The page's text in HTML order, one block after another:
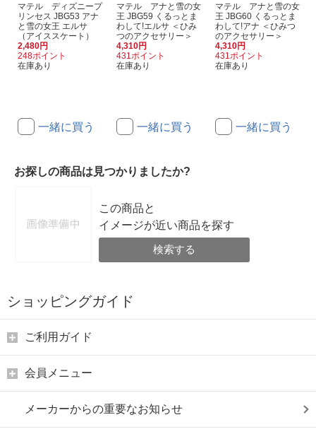
マテル ディズニープ
リンセス JBG53 アナ
と雪の女王 エルサ
（アイススケート）
2,480円
248ポイント
在庫あり
一緒に買う
マテル アナと雪の女
王 JBG59 くるっとま
わして!エルサ ＜ひみ
つのアクセサリー＞
4,310円
431ポイント
在庫あり
一緒に買う
マテル アナと雪の女
王 JBG60 くるっとま
わして!アナ ＜ひみつ
のアクセサリー＞
4,310円
431ポイント
在庫あり
一緒に買う
お探しの商品は見つかりましたか?
この商品と
イメージが近い商品を探す
検索する
ショッピングガイド
ご利用ガイド
会員メニュー
メーカーからの重要なお知らせ